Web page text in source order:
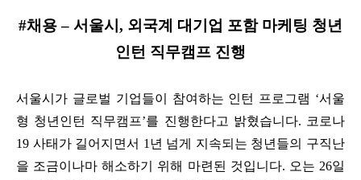
#채용 – 서울시, 외국계 대기업 포함 마케팅 청년
인턴 직무캠프 진행
서울시가 글로벌 기업들이 참여하는 인턴 프로그램 ‘서울
형 청년인턴 직무캠프’를 진행한다고 밝혔습니다. 코로나
19 사태가 길어지면서 1년 넘게 지속되는 청년들의 구직난
을 조금이나마 해소하기 위해 마련된 것입니다. 오는 26일